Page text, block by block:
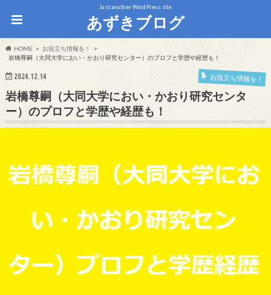
Just another WordPress site
あずきブログ
HOME
お役立ち情報を！
岩橋尊嗣（大同大学におい・かおり研究センター）のプロフと学歴や経歴も！
2024.12.14 お役立ち情報を！
岩橋尊嗣（大同大学におい・かおり研究センタ
ー）のプロフと学歴や経歴も！